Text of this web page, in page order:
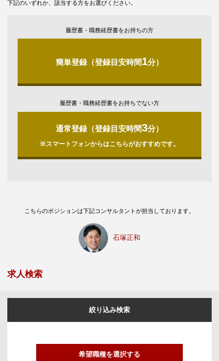
下記のいずれか、該当する方をお選びください。
履歴書・職務経歴書をお持ちの方
簡単登録（登録目安時間1分）
履歴書・職務経歴書をお持ちでない方
通常登録（登録目安時間3分）
※スマートフォンからはこちらがおすすめです。
こちらのポジションは下記コンサルタントが担当しております。
石塚正和
求人検索
絞り込み検索
希望職種を選択する